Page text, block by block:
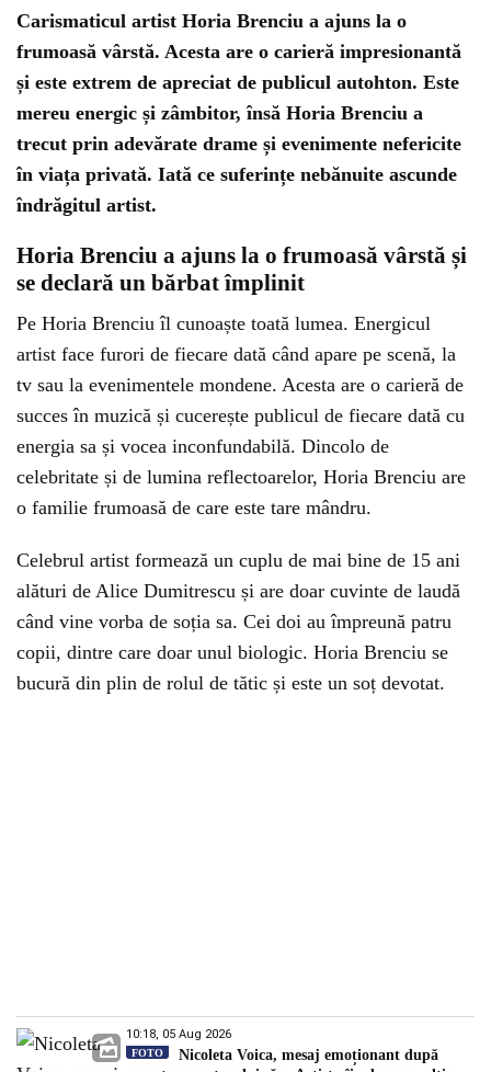
Carismaticul artist Horia Brenciu a ajuns la o
frumoasă vârstă. Acesta are o carieră impresionantă
și este extrem de apreciat de publicul autohton. Este
mereu energic și zâmbitor, însă Horia Brenciu a
trecut prin adevărate drame și evenimente nefericite
în viața privată. Iată ce suferințe nebănuite ascunde
îndrăgitul artist.
Horia Brenciu a ajuns la o frumoasă vârstă și
se declară un bărbat împlinit
Pe Horia Brenciu îl cunoaște toată lumea. Energicul
artist face furori de fiecare dată când apare pe scenă, la
tv sau la evenimentele mondene. Acesta are o carieră de
succes în muzică și cucerește publicul de fiecare dată cu
energia sa și vocea inconfundabilă. Dincolo de
celebritate și de lumina reflectoarelor, Horia Brenciu are
o familie frumoasă de care este tare mândru.
Celebrul artist formează un cuplu de mai bine de 15 ani
alături de Alice Dumitrescu și are doar cuvinte de laudă
când vine vorba de soția sa. Cei doi au împreună patru
copii, dintre care doar unul biologic. Horia Brenciu se
bucură din plin de rolul de tătic și este un soț devotat.
10:18, 05 Aug 2026
FOTO
Nicoleta Voica, mesaj emoționant după